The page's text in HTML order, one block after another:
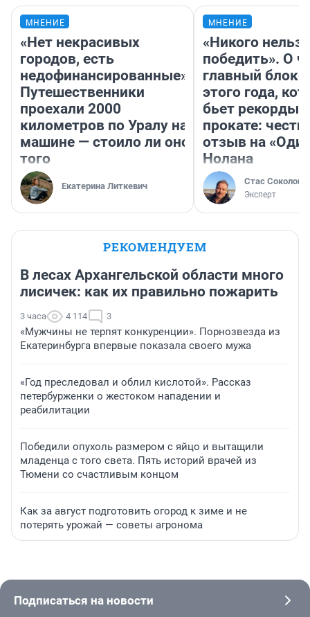
МНЕНИЕ
«Нет некрасивых
городов, есть
недофинансированные».
Путешественники
проехали 2000
километров по Уралу на
машине — стоило ли оно
того
Екатерина Литкевич
МНЕНИЕ
«Никого нельзя
победить». О
главный
этого года,
бьет рекорды в
прокате:
отзыв на
Нолана
Стас Соколов
Эксперт
РЕКОМЕНДУЕМ
В лесах Архангельской области много
лисичек: как их правильно пожарить
3 часа 4 114 3
«Мужчины не терпят конкуренции». Порнозвезда из
Екатеринбурга впервые показала своего мужа
«Год преследовал и облил кислотой». Рассказ
петербурженки о жестоком нападении и
реабилитации
Победили опухоль размером с яйцо и вытащили
младенца с того света. Пять историй врачей из
Тюмени со счастливым концом
Как за август подготовить огород к зиме и не
потерять урожай — советы агронома
Подписаться на новости